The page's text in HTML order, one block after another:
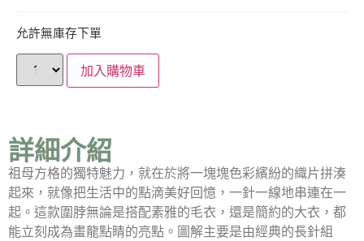
允許無庫存下單
加入購物車
詳細介紹
祖母方格的獨特魅力，就在於將一塊塊色彩繽紛的織片拼湊
起來，就像把生活中的點滴美好回憶，一針一線地串連在一
起。這款圍脖無論是搭配素雅的毛衣，還是簡約的大衣，都
能立刻成為畫龍點睛的亮點。圖解主要是由經典的長針組